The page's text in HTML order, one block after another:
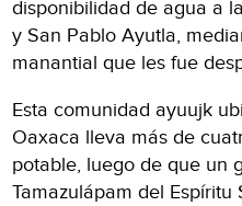
disponibilidad de agua a
y San Pablo Ayutla,
manantial que les fue
Esta comunidad ayuujk
Oaxaca lleva más de
potable, luego de que un
Tamazulápam del Espíritu